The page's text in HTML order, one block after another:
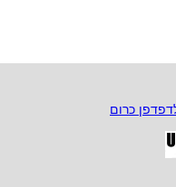
כרום